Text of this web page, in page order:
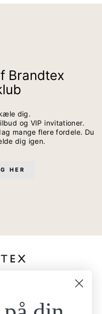
Brandtex
dig.
og VIP invitationer.
mange flere fordele. Du
dig igen.
HER